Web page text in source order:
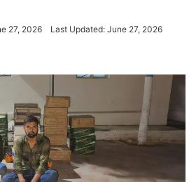
27, 2026 Last Updated: June 27, 2026